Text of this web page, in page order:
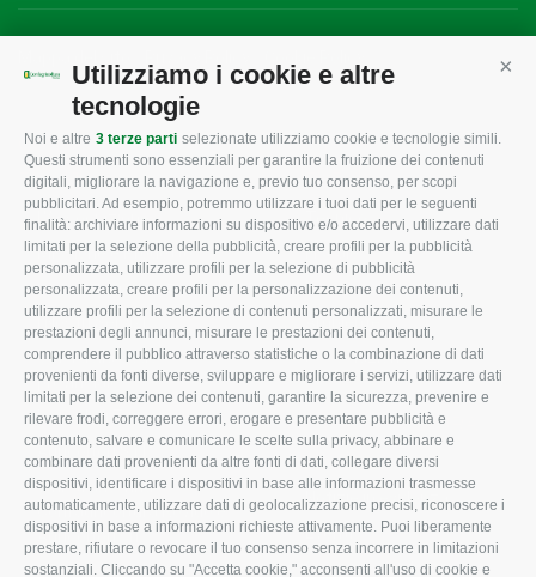
Utilizziamo i cookie e altre
tecnologie
Noi e altre 3 terze parti selezionate utilizziamo cookie e tecnologie simili.
Questi strumenti sono essenziali per garantire la fruizione dei contenuti
digitali, migliorare la navigazione e, previo tuo consenso, per scopi
pubblicitari. Ad esempio, potremmo utilizzare i tuoi dati per le seguenti
finalità: archiviare informazioni su dispositivo e/o accedervi, utilizzare dati
limitati per la selezione della pubblicità, creare profili per la pubblicità
personalizzata, utilizzare profili per la selezione di pubblicità
personalizzata, creare profili per la personalizzazione dei contenuti,
utilizzare profili per la selezione di contenuti personalizzati, misurare le
prestazioni degli annunci, misurare le prestazioni dei contenuti,
comprendere il pubblico attraverso statistiche o la combinazione di dati
provenienti da fonti diverse, sviluppare e migliorare i servizi, utilizzare dati
limitati per la selezione dei contenuti, garantire la sicurezza, prevenire e
rilevare frodi, correggere errori, erogare e presentare pubblicità e
contenuto, salvare e comunicare le scelte sulla privacy, abbinare e
combinare dati provenienti da altre fonti di dati, collegare diversi
dispositivi, identificare i dispositivi in base alle informazioni trasmesse
automaticamente, utilizzare dati di geolocalizzazione precisi, riconoscere i
dispositivi in base a informazioni richieste attivamente. Puoi liberamente
prestare, rifiutare o revocare il tuo consenso senza incorrere in limitazioni
sostanziali. Cliccando su "Accetta cookie," acconsenti all'uso di cookie e
CONFAGRICOLTURA
ROVIGO
L'Associazione
Missione e Progetto
Organigramma aziendale
I Nostri Servizi
Uffici della Sede
provinciale
Le Sedi di Zona
Agricoltori S.r.l.
Whistleblowing
Confagricoltura Rovigo e
Agricoltori srl
CONFAGRICOLTURA
INFORMA
Tecnico
Fiscale
Lavoro
Ambiente
Associazione
CONFAGRICOLTURA
ATTIVA
Notizie in evidenza
Eventi
Comunicati Stampa